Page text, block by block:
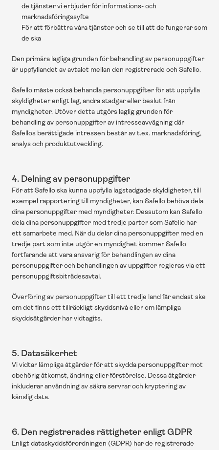
de tjänster vi erbjuder för informations- och
marknadsföringssyfte
För att förbättra våra tjänster och se till att de fungerar som
de ska
Den primära lagliga grunden för behandling av personuppgifter
är uppfyllandet av avtalet mellan den registrerade och Safello.
Safello måste också behandla personuppgifter för att uppfylla
skyldigheter enligt lag, andra stadgar eller beslut från
myndigheter. Utöver detta utgörs laglig grunden för
behandling av personuppgifter av intresseavvägning där
Safellos berättigade intressen består av t.ex. marknadsföring,
analys och produktutveckling.
4. Delning av personuppgifter
För att Safello ska kunna uppfylla lagstadgade skyldigheter, till
exempel rapportering till myndigheter, kan Safello behöva dela
dina personuppgifter med myndigheter. Dessutom kan Safello
dela dina personuppgifter med tredje parter som Safello har
ett samarbete med. När du delar dina personuppgifter med en
tredje part som inte utgör en myndighet kommer Safello
fortfarande att vara ansvarig för behandlingen av dina
personuppgifter och behandlingen av uppgifter regleras via ett
personuppgiftsbiträdesavtal.
Överföring av personuppgifter till ett tredje land får endast ske
om det finns ett tillräckligt skyddsnivå eller om lämpliga
skyddsåtgärder har vidtagits.
5. Datasäkerhet
Vi vidtar lämpliga åtgärder för att skydda personuppgifter mot
obehörig åtkomst, ändring eller förstörelse. Dessa åtgärder
inkluderar användning av säkra servrar och kryptering av
känslig data.
6. Den registrerades rättigheter enligt GDPR
Enligt dataskyddsförordningen (GDPR) har de registrerade